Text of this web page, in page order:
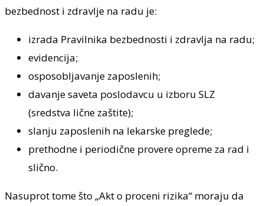
bezbednost i zdravlje na radu je:
izrada Pravilnika bezbednosti i zdravlja na radu;
evidencija;
osposobljavanje zaposlenih;
davanje saveta poslodavcu u izboru SLZ
(sredstva lične zaštite);
slanju zaposlenih na lekarske preglede;
prethodne i periodične provere opreme za rad i
slično.
Nasuprot tome što „Akt o proceni rizika“ moraju da